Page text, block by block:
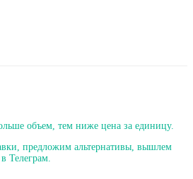
объем, тем ниже цена за единицу.
предложим альтернативы, вышлем
Телеграм.